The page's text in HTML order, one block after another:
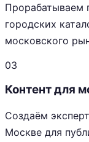
Прорабатываем
городских
московского
03
Контент для
Создаём
Москве для